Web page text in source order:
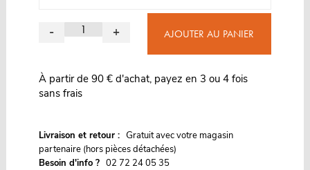
- + AJOUTER AU PANIER
À partir de 90 € d'achat, payez en 3 ou 4 fois
sans frais
Livraison et retour : Gratuit avec votre magasin
partenaire (hors pièces détachées)
Besoin d'info ? 02 72 24 05 35